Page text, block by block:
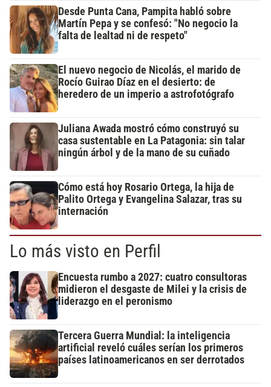
Desde Punta Cana, Pampita habló sobre
Martín Pepa y se confesó: "No negocio la
falta de lealtad ni de respeto"
El nuevo negocio de Nicolás, el marido de
Rocío Guirao Díaz en el desierto: de
heredero de un imperio a astrofotógrafo
Juliana Awada mostró cómo construyó su
casa sustentable en La Patagonia: sin talar
ningún árbol y de la mano de su cuñado
Cómo está hoy Rosario Ortega, la hija de
Palito Ortega y Evangelina Salazar, tras su
internación
Lo más visto en Perfil
Encuesta rumbo a 2027: cuatro consultoras
midieron el desgaste de Milei y la crisis de
liderazgo en el peronismo
Tercera Guerra Mundial: la inteligencia
artificial reveló cuáles serían los primeros
países latinoamericanos en ser derrotados